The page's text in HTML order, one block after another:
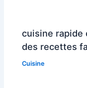
cuisine rapide
des recettes
Cuisine